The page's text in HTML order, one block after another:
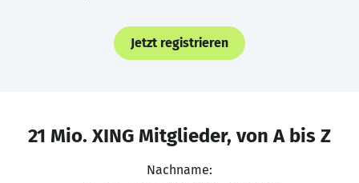
Jetzt registrieren
21 Mio. XING Mitglieder, von A bis Z
Nachname: